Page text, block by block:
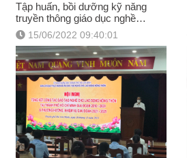
Tập huấn, bồi dưỡng kỹ năng
truyền thông giáo dục nghề
nghiệp năm 2022
15/06/2022 09:40:01